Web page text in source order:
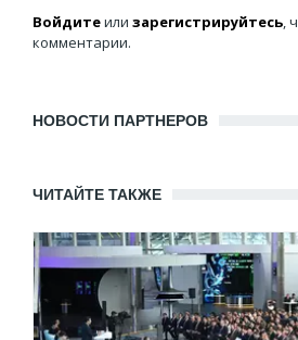
Войдитеили зарегистрируйтесь,
комментарии.
НОВОСТИ ПАРТНЕРОВ
ЧИТАЙТЕ ТАКЖЕ